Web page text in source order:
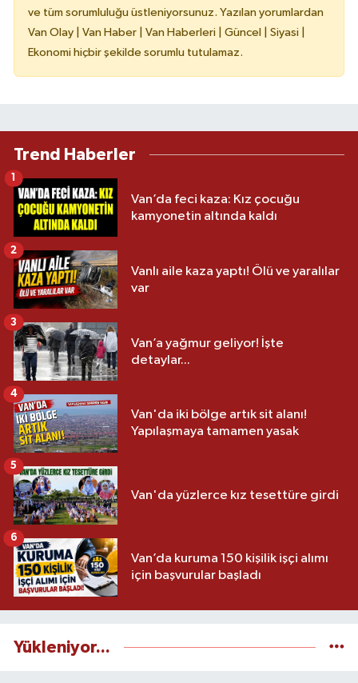
ve tüm sorumluluğu üstleniyorsunuz. Yazılan yorumlardan
Van Olay | Van Haber | Van Haberleri | Güncel | Siyasi |
Ekonomi hiçbir şekilde sorumlu tutulamaz.
Trend Haberler
Van’da feci kaza: Kız çocuğu
kamyonetin altında kaldı
1
Vanlı aile kaza yaptı! Ölü ve yaralılar
var
2
Van’a yağmur geliyor! İşte
detaylar...
3
Van'da iki bölge artık sit alanı!
Yapılaşmaya tamamen yasak
4
Van'da yüzlerce kız tesettüre girdi
5
Van’da kuruma 150 kişilik işçi alımı
için başvurular başladı
6
Yükleniyor...